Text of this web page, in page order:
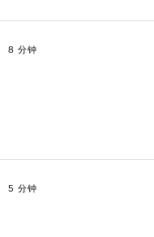
8 分钟
5 分钟